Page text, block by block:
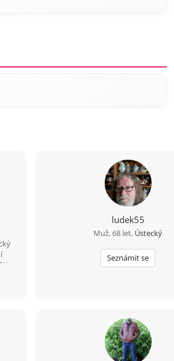
.
ludek55
Muž, 68 let, Ústecký
Seznámit se